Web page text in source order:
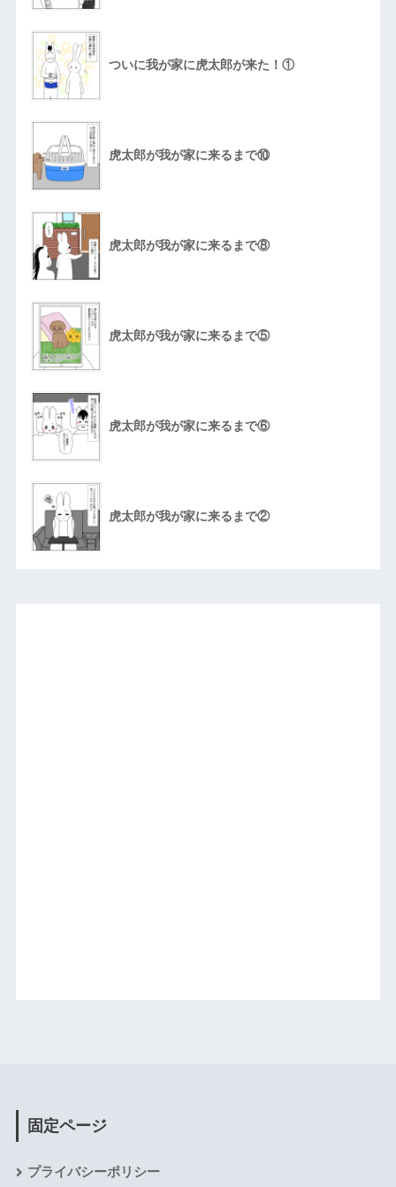
ついに我が家に虎太郎が来た！①
虎太郎が我が家に来るまで⑩
虎太郎が我が家に来るまで⑧
虎太郎が我が家に来るまで⑤
虎太郎が我が家に来るまで⑥
虎太郎が我が家に来るまで②
固定ページ
プライバシーポリシー